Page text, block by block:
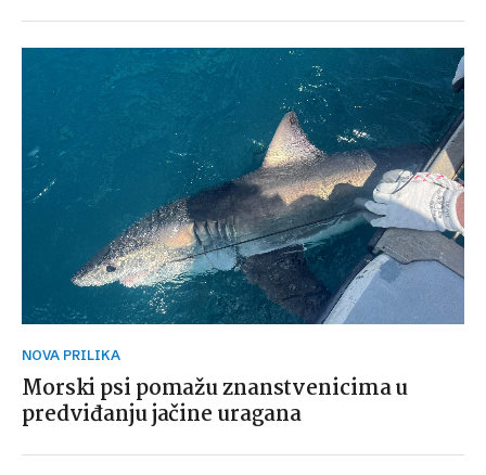
NOVA PRILIKA
Morski psi pomažu znanstvenicima u
predviđanju jačine uragana